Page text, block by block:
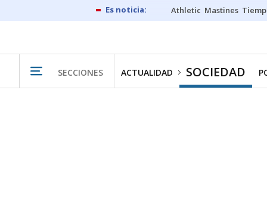
Athletic Mastines
SECCIONES ACTUALIDAD SOCIEDAD